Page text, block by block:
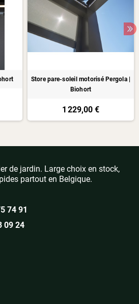
Store pare-soleil motorisé Pergola |
Biohort
1 229,00 €
de jardin. Large choix en stock,
partout en Belgique.
74 91
09 24